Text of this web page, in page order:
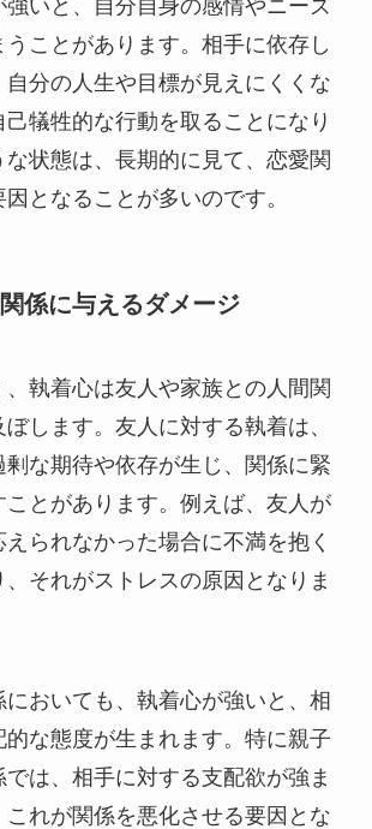
強いと、自分自身の感情やニーズ
うことがあります。相手に依存し
分の人生や目標が見えにくくな
己犠牲的な行動を取ることになり
な状態は、長期的に見て、恋愛関
となることが多いのです。
係に与えるダメージ
執着心は友人や家族との人間関
します。友人に対する執着は、
な期待や依存が生じ、関係に緊
とがあります。例えば、友人が
られなかった場合に不満を抱く
それがストレスの原因となりま
においても、執着心が強いと、相
な態度が生まれます。特に親子
は、相手に対する支配欲が強ま
これが関係を悪化させる要因とな